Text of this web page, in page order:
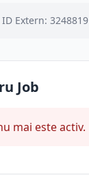
ID Extern: 3248819
Job
mai este activ.